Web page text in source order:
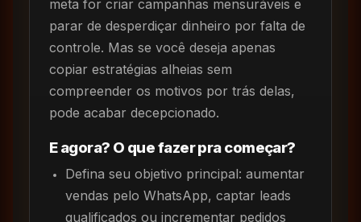
meta for criar campanhas mensuráveis e
parar de desperdiçar dinheiro por falta de
controle. Mas se você deseja apenas
copiar estratégias alheias sem
compreender os motivos por trás delas,
pode acabar decepcionado.
E agora? O que fazer pra começar?
Defina seu objetivo principal: aumentar
vendas pelo WhatsApp, captar leads
qualificados ou incrementar pedidos